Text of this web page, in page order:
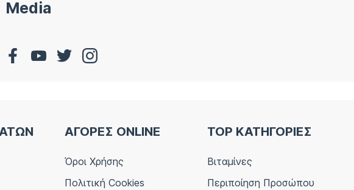
Media
ΑΓΟΡΕΣ ONLINE
Όροι Χρήσης
Πολιτική Cookies
TOP ΚΑΤΗΓΟΡΙΕΣ
Βιταμίνες
Περιποίηση Προσώπου